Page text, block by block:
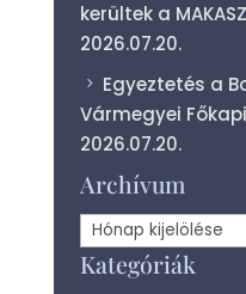
kerültek a
2026.07.20.
Egyeztetés a
Vármegyei
2026.07.20.
Archívum
Archívum
Kategóriák